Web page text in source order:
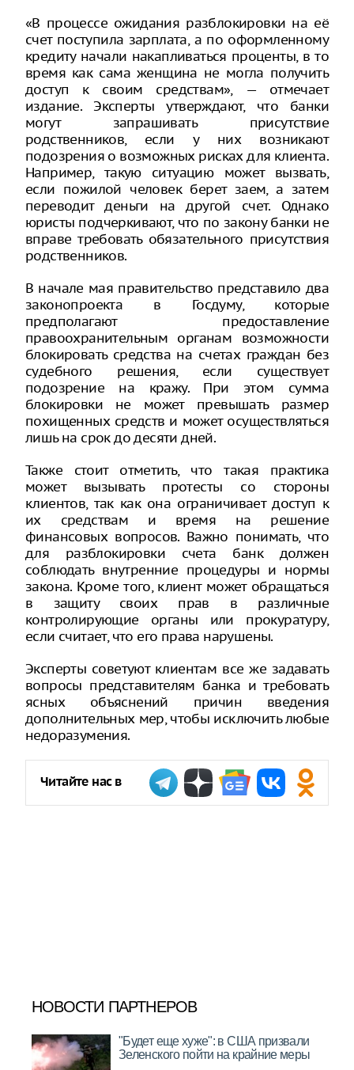
«В процессе ожидания разблокировки на её
счет поступила зарплата, а по оформленному
кредиту начали накапливаться проценты, в то
время как сама женщина не могла получить
доступ к своим средствам», — отмечает
издание. Эксперты утверждают, что банки
могут запрашивать присутствие
родственников, если у них возникают
подозрения о возможных рисках для клиента.
Например, такую ситуацию может вызвать,
если пожилой человек берет заем, а затем
переводит деньги на другой счет. Однако
юристы подчеркивают, что по закону банки не
вправе требовать обязательного присутствия
родственников.
В начале мая правительство представило два
законопроекта в Госдуму, которые
предполагают предоставление
правоохранительным органам возможности
блокировать средства на счетах граждан без
судебного решения, если существует
подозрение на кражу. При этом сумма
блокировки не может превышать размер
похищенных средств и может осуществляться
лишь на срок до десяти дней.
Также стоит отметить, что такая практика
может вызывать протесты со стороны
клиентов, так как она ограничивает доступ к
их средствам и время на решение
финансовых вопросов. Важно понимать, что
для разблокировки счета банк должен
соблюдать внутренние процедуры и нормы
закона. Кроме того, клиент может обращаться
в защиту своих прав в различные
контролирующие органы или прокуратуру,
если считает, что его права нарушены.
Эксперты советуют клиентам все же задавать
вопросы представителям банка и требовать
ясных объяснений причин введения
дополнительных мер, чтобы исключить любые
недоразумения.
Читайте нас в